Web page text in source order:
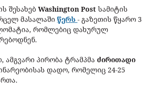
შესახებ Washington Post სამიტის
მასალაში წერს - გაზეთის წყარო 3
რომლებიც დახურულ
ამგვარი პირობა ტრამპმა ძირითადი
დადო, რომელიც 24-25